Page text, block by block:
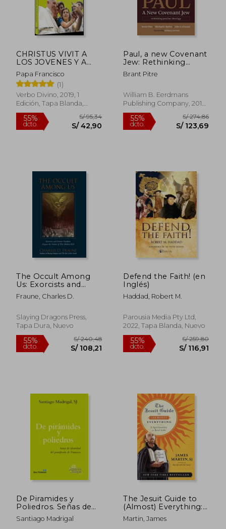
55%
dcto. dcto.
CHRISTUS VIVIT A
LOS JOVENES Y A
TODO EL PUEBLO
DE DIOS
Papa Francisco
(1)
Verbo Divino, 2019, 1
Edición, Tapa Blanda,
Nuevo
55%
dcto. S/ 42,90
Paul, a new Covenant
Jew: Rethinking
Pauline Theology (en
Inglés)
Brant Pitre
William B. Eerdmans
Publishing Company, 2019,
Tapa Blanda, Nuevo
55%
dcto.
S/
S/
The Occult Among
Us: Exorcists and
Former Occultists
Expose the Nature of
Inglés)
Fraune, Charles D.
Slaying Dragons Press,
Tapa Dura, Nuevo
Defend the Faith! (en
Inglés)
Haddad, Robert M.
Parousia Media Pty Ltd,
2022, Tapa Blanda, Nuevo
De Piramides y
Poliedros. Señas de
Identidad del
Pontificado de f
Santiago Madrigal
The Jesuit Guide to
(Almost) Everything:
A Spirituality for Real
Life (en Inglés)
Martin, James